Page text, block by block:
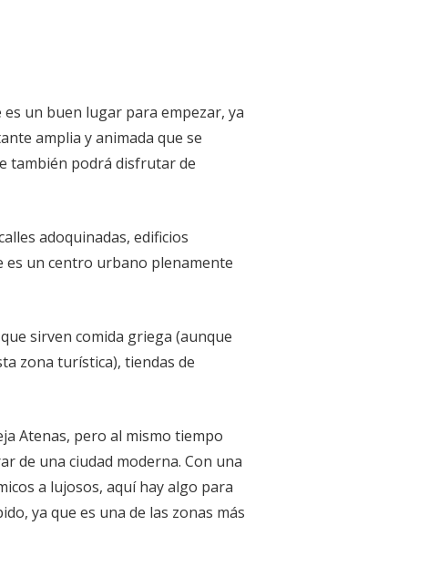
un buen lugar para empezar, ya
amplia y animada que se
también podrá disfrutar de
adoquinadas, edificios
es un centro urbano plenamente
sirven comida griega (aunque
zona turística), tiendas de
Atenas, pero al mismo tiempo
de una ciudad moderna. Con una
a lujosos, aquí hay algo para
ya que es una de las zonas más